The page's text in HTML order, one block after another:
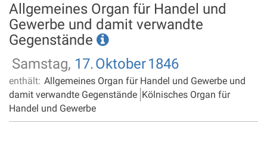
Allgemeines Organ für Handel und
Gewerbe und damit verwandte
Gegenstände
Samstag, 17.Oktober1846
enthält: Allgemeines Organ für Handel und Gewerbe und
damit verwandte Gegenstände Kölnisches Organ für
Handel und Gewerbe